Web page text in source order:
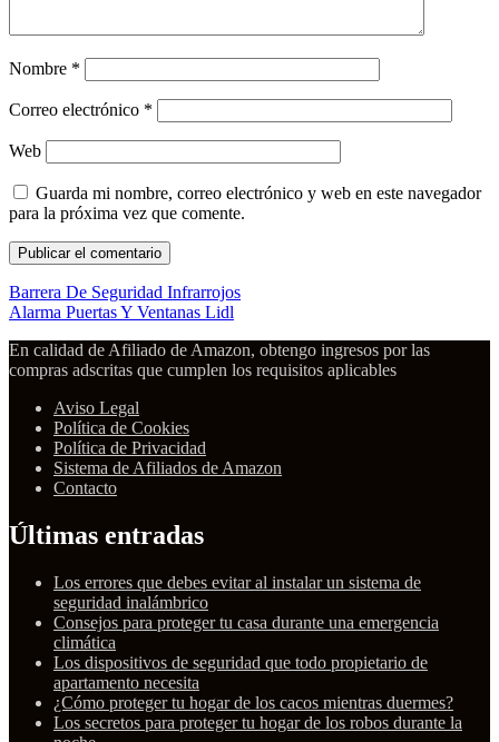
Nombre *
Correo electrónico *
Web
Guarda mi nombre, correo electrónico y web en este navegador
para la próxima vez que comente.
Barrera De Seguridad Infrarrojos
Alarma Puertas Y Ventanas Lidl
En calidad de Afiliado de Amazon, obtengo ingresos por las
compras adscritas que cumplen los requisitos aplicables
Aviso Legal
Política de Cookies
Política de Privacidad
Sistema de Afiliados de Amazon
Contacto
Últimas entradas
Los errores que debes evitar al instalar un sistema de
seguridad inalámbrico
Consejos para proteger tu casa durante una emergencia
climática
Los dispositivos de seguridad que todo propietario de
apartamento necesita
¿Cómo proteger tu hogar de los cacos mientras duermes?
Los secretos para proteger tu hogar de los robos durante la